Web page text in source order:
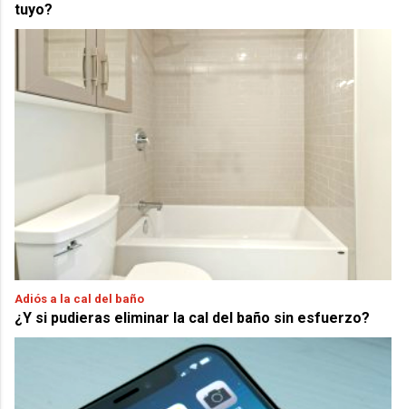
tuyo?
Adiós a la cal del baño
¿Y si pudieras eliminar la cal del baño sin esfuerzo?